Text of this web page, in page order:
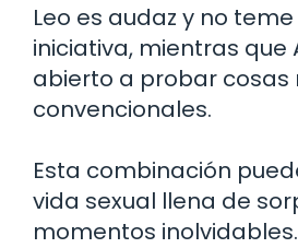
Leo es audaz y no
iniciativa, mientras que
abierto a probar cosas
convencionales.
Esta combinación
vida sexual llena de
momentos inolvidables.